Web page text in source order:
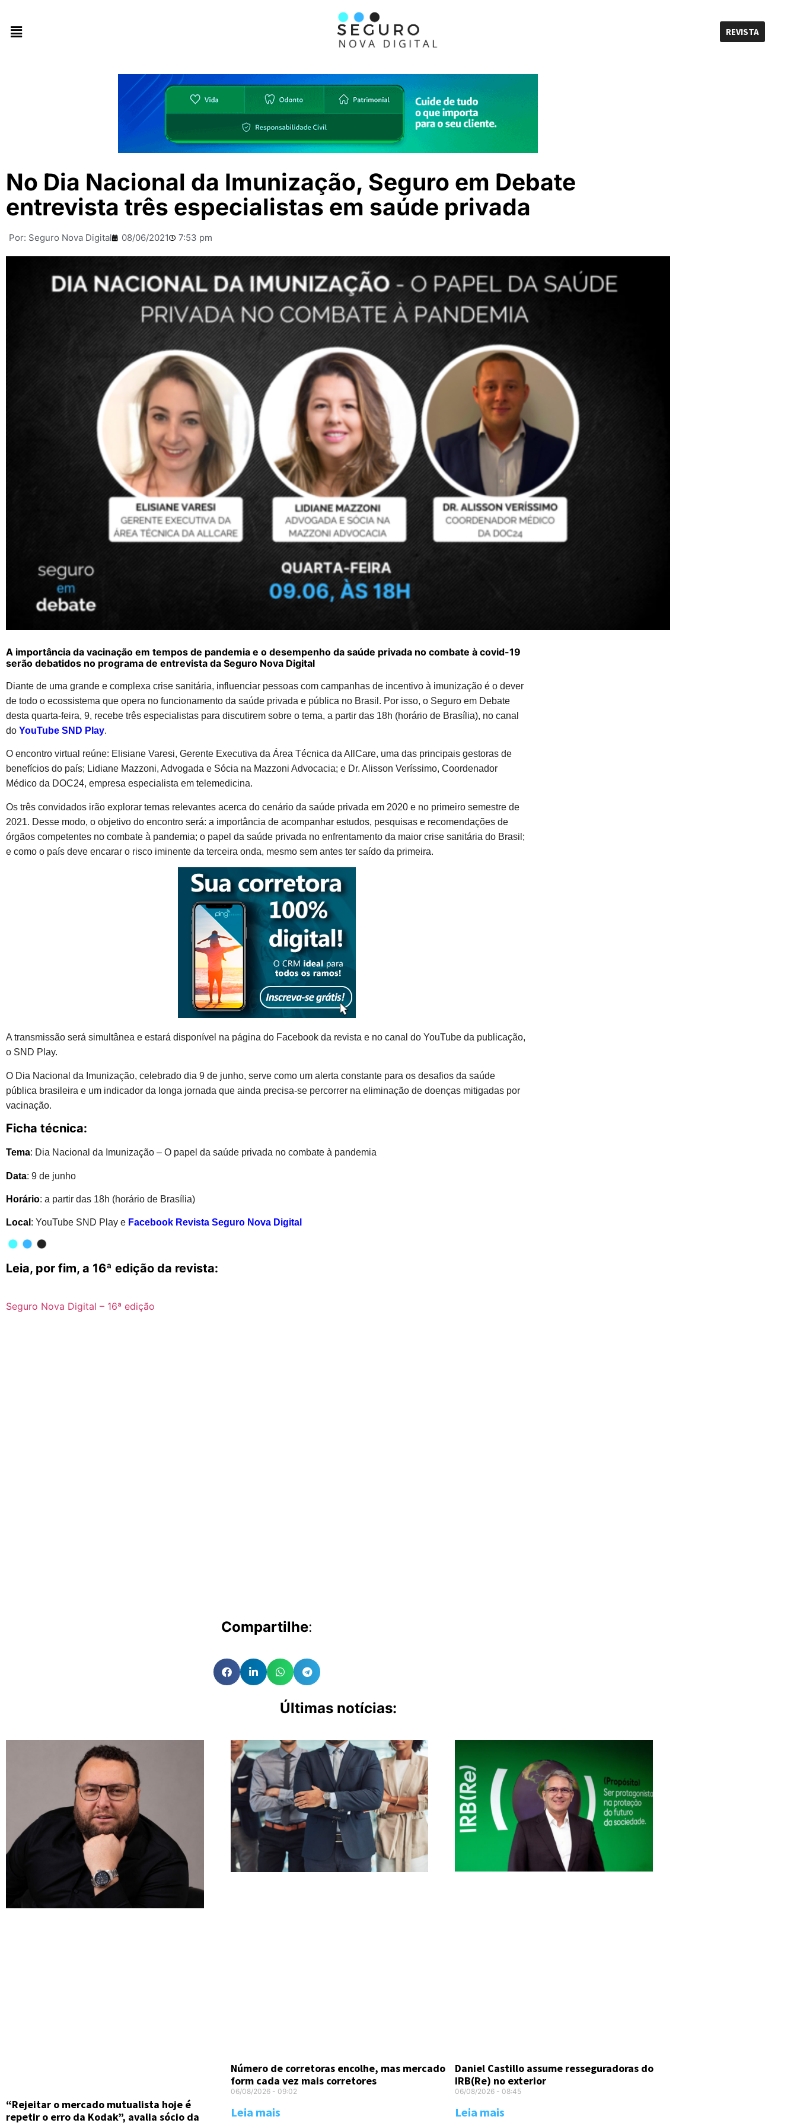
REVISTA
No Dia Nacional da Imunização, Seguro em Debate
entrevista três especialistas em saúde privada
Por: Seguro Nova Digital 08/06/2021 7:53 pm
A importância da vacinação em tempos de pandemia e o desempenho da saúde privada no combate à covid-19
serão debatidos no programa de entrevista da Seguro Nova Digital
Diante de uma grande e complexa crise sanitária, influenciar pessoas com campanhas de incentivo à imunização é o dever
de todo o ecossistema que opera no funcionamento da saúde privada e pública no Brasil. Por isso, o Seguro em Debate
desta quarta-feira, 9, recebe três especialistas para discutirem sobre o tema, a partir das 18h (horário de Brasília), no canal
do YouTube SND Play.
O encontro virtual reúne: Elisiane Varesi, Gerente Executiva da Área Técnica da AllCare, uma das principais gestoras de
benefícios do país; Lidiane Mazzoni, Advogada e Sócia na Mazzoni Advocacia; e Dr. Alisson Veríssimo, Coordenador
Médico da DOC24, empresa especialista em telemedicina.
Os três convidados irão explorar temas relevantes acerca do cenário da saúde privada em 2020 e no primeiro semestre de
2021. Desse modo, o objetivo do encontro será: a importância de acompanhar estudos, pesquisas e recomendações de
órgãos competentes no combate à pandemia; o papel da saúde privada no enfrentamento da maior crise sanitária do Brasil;
e como o país deve encarar o risco iminente da terceira onda, mesmo sem antes ter saído da primeira.
A transmissão será simultânea e estará disponível na página do Facebook da revista e no canal do YouTube da publicação,
o SND Play.
O Dia Nacional da Imunização, celebrado dia 9 de junho, serve como um alerta constante para os desafios da saúde
pública brasileira e um indicador da longa jornada que ainda precisa-se percorrer na eliminação de doenças mitigadas por
vacinação.
Ficha técnica:
Tema: Dia Nacional da Imunização – O papel da saúde privada no combate à pandemia
Data: 9 de junho
Horário: a partir das 18h (horário de Brasília)
Local : YouTube SND Play e Facebook Revista Seguro Nova Digital
Leia, por fim, a 16ª edição da revista:
Seguro Nova Digital – 16ª edição
Compartilhe:
Últimas notícias:
“Rejeitar o mercado mutualista hoje é
repetir o erro da Kodak”, avalia sócio da
Número de corretoras encolhe, mas mercado
form cada vez mais corretores
06/08/2026 09:02
Leia mais
Daniel Castillo assume resseguradoras do
IRB(Re) no exterior
06/08/2026 08:45
Leia mais